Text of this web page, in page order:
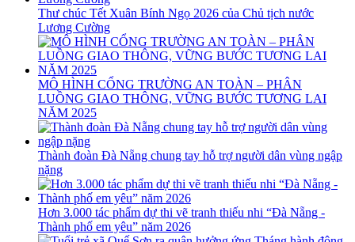
Thư chúc Tết Xuân Bính Ngọ 2026 của Chủ tịch nước
Lương Cường
MÔ HÌNH CỔNG TRƯỜNG AN TOÀN – PHÂN
LUỒNG GIAO THÔNG, VỮNG BƯỚC TƯƠNG LAI
NĂM 2025
Thành đoàn Đà Nẵng chung tay hỗ trợ người dân vùng ngập
nặng
Hơn 3.000 tác phẩm dự thi vẽ tranh thiếu nhi “Đà Nẵng -
Thành phố em yêu” năm 2026